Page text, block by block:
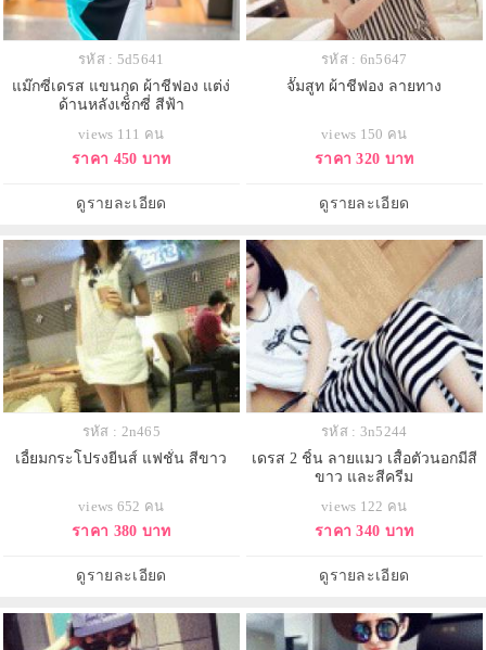
รหัส : 5d5641
แม๊กซี่เดรส แขนกุด ผ้าชีฟอง แต่ง่
ด้านหลังเซ็กซี่ สีฟ้า
views 111 คน
ราคา 450 บาท
ดูรายละเอียด
รหัส : 6n5647
จั๊มสูท ผ้าชีฟอง ลายทาง
views 150 คน
ราคา 320 บาท
ดูรายละเอียด
รหัส : 2n465
เอี้ยมกระโปรงยีนส์ แฟชั่น สีขาว
views 652 คน
ราคา 380 บาท
ดูรายละเอียด
รหัส : 3n5244
เดรส 2 ชิ้น ลายแมว เสื้อตัวนอกมีสี
ขาว และสีครีม
views 122 คน
ราคา 340 บาท
ดูรายละเอียด